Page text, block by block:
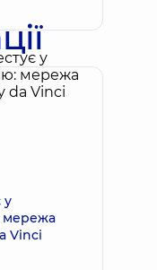
у
мережа
Vinci